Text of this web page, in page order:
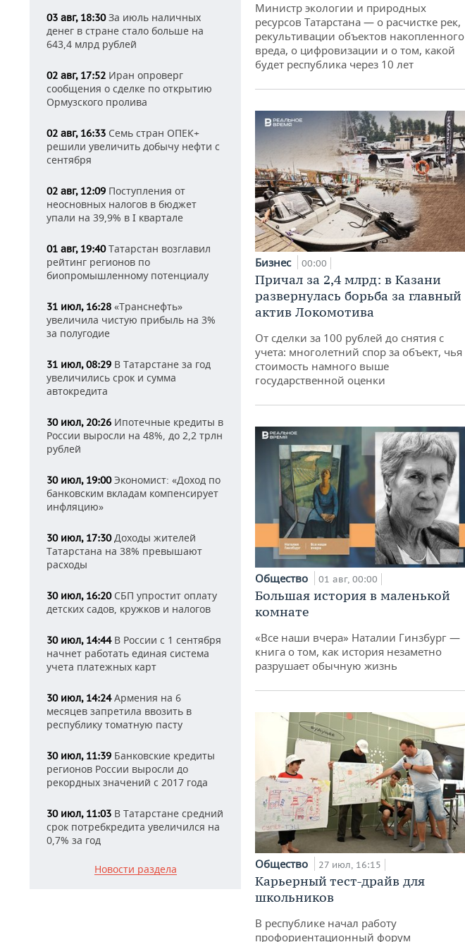
03 авг, 18:30За июль наличных
денег в стране стало больше на
643,4 млрд рублей
02 авг, 17:52 Иран опроверг
сообщения о сделке по открытию
Ормузского пролива
02 авг, 16:33 Семь стран ОПЕК+
решили увеличить добычу нефти с
сентября
02 авг, 12:09 Поступления от
неосновных налогов в бюджет
упали на 39,9% в I квартале
01 авг, 19:40Татарстан возглавил
рейтинг регионов по
биопромышленному потенциалу
31 июл, 16:28 «Транснефть»
увеличила чистую прибыль на 3%
за полугодие
31 июл, 08:29 В Татарстане за год
увеличились срок и сумма
автокредита
30 июл, 20:26 Ипотечные кредиты в
России выросли на 48%, до 2,2 трлн
рублей
30 июл, 19:00Экономист: «Доход по
банковским вкладам компенсирует
инфляцию»
30 июл, 17:30Доходы жителей
Татарстана на 38% превышают
расходы
30 июл, 16:20СБП упростит оплату
детских садов, кружков и налогов
30 июл, 14:44В России с 1 сентября
начнет работать единая система
учета платежных карт
30 июл, 14:24Армения на 6
месяцев запретила ввозить в
республику томатную пасту
30 июл, 11:39 Банковские кредиты
регионов России выросли до
рекордных значений с 2017 года
30 июл, 11:03 В Татарстане средний
срок потребкредита увеличился на
0,7% за год
Новости раздела
Министр экологии и природных
ресурсов Татарстана — о расчистке рек,
рекультивации объектов накопленного
вреда, о цифровизации и о том, какой
будет республика через 10 лет
Бизнес 00:00
Причал за 2,4 млрд: в Казани
развернулась борьба за главный
актив Локомотива
От сделки за 100 рублей до снятия с
учета: многолетний спор за объект, чья
стоимость намного выше
государственной оценки
Общество 01 авг, 00:00
Большая история в маленькой
комнате
«Все наши вчера» Наталии Гинзбург —
книга о том, как история незаметно
разрушает обычную жизнь
Общество 27 июл, 16:15
Карьерный тест-драйв для
школьников
В республике начал работу
профориентационный форум